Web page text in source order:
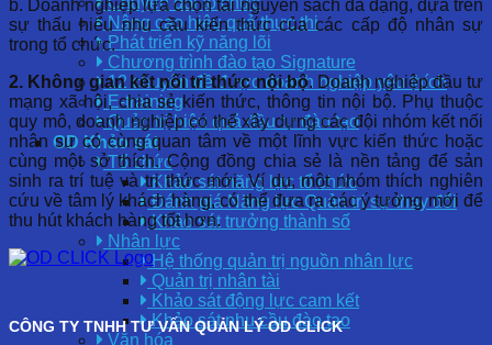
Nâng cao hiệu quả thực thi
Phát triển kỹ năng lõi
Chương trình đào tạo Signature
12 chuyên đề được doanh nghiệp yêu thích
E-training
Quản trị hiệu quả đầu tư đào tạo
OD Khảo sát
Tổ chức
Khảo sát năng lực tổ chức
Đánh giá Năng lực Quản trị sự thay đổi
Khảo sát trưởng thành số
Nhân lực
Hệ thống quản trị nguồn nhân lực
Quản trị nhân tài
Khảo sát động lực cam kết
Khảo sát nhu cầu đào tạo
Văn hóa
b. Doanh nghiệp lựa chọn tài nguyên sách đa dạng, dựa trên
sự thấu hiểu nhu cầu kiến thức của các cấp độ nhân sự
trong tổ chức.
2. Không gian kết nối tri thức nội bộ. Doanh nghiệp đầu tư
mạng xã hội, chia sẻ kiến thức, thông tin nội bộ. Phụ thuộc
quy mô, doanh nghiệp có thể xây dựng các đội nhóm kết nối
nhân sự có cùng quan tâm về một lĩnh vực kiến thức hoặc
cùng một sở thích. Cộng đồng chia sẻ là nền tảng để sản
sinh ra trí tuệ và tri thức mới. Ví dụ, một nhóm thích nghiên
cứu về tâm lý khách hàng, có thể đưa ra các ý tưởng mới để
thu hút khách hàng tốt hơn.
CÔNG TY TNHH TƯ VẤN QUẢN LÝ OD CLICK